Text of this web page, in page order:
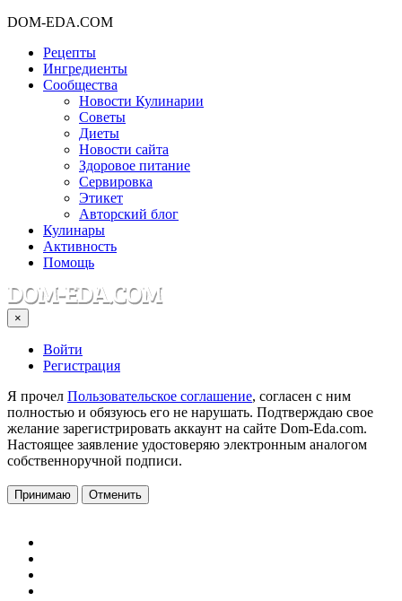
DOM-EDA.COM
Рецепты
Ингредиенты
Сообщества
Новости Кулинарии
Советы
Диеты
Новости сайта
Здоровое питание
Сервировка
Этикет
Авторский блог
Кулинары
Активность
Помощь
×
Войти
Регистрация
Я прочел Пользовательское соглашение, согласен с ним
полностью и обязуюсь его не нарушать. Подтверждаю свое
желание зарегистрировать аккаунт на сайте Dom-Eda.com.
Настоящее заявление удостоверяю электронным аналогом
собственноручной подписи.
Принимаю Отменить